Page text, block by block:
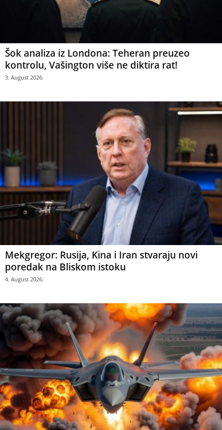
Šok analiza iz Londona: Teheran preuzeo
kontrolu, Vašington više ne diktira rat!
3. August 2026.
Mekgregor: Rusija, Kina i Iran stvaraju novi
poredak na Bliskom istoku
4. August 2026.